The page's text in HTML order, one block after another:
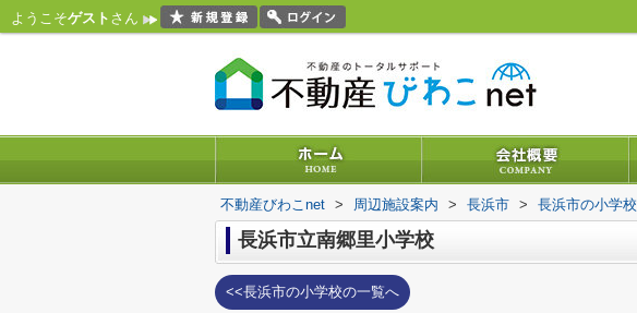
ようこそゲスト さん
不動産びわこnet > 周辺施設案内 > 長浜市 > 長浜市の小学校
長浜市立南郷里小学校
<<長浜市の小学校の一覧へ